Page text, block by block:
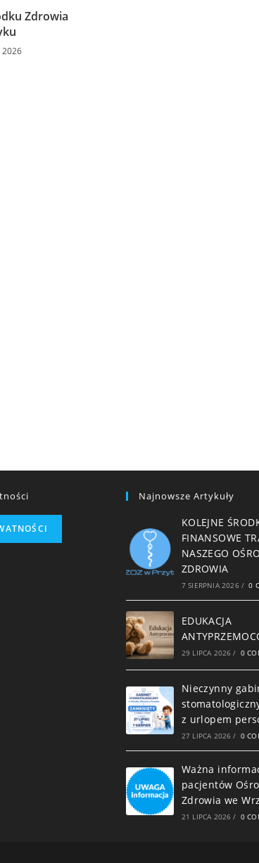
Zdrowia
Najnowsze Artykuły
KOLEJNE
FINANSOWE
NASZEGO
ZDROWIA
7 SIERPNIA 2026 / 0
EDUKACJA
29 LIPCA 2026 / 0
Nieczynny
z urlopem
27 LIPCA 2026 / 0
Ważna
pacjentów
Zdrowia we
21 LIPCA 2026 / 0